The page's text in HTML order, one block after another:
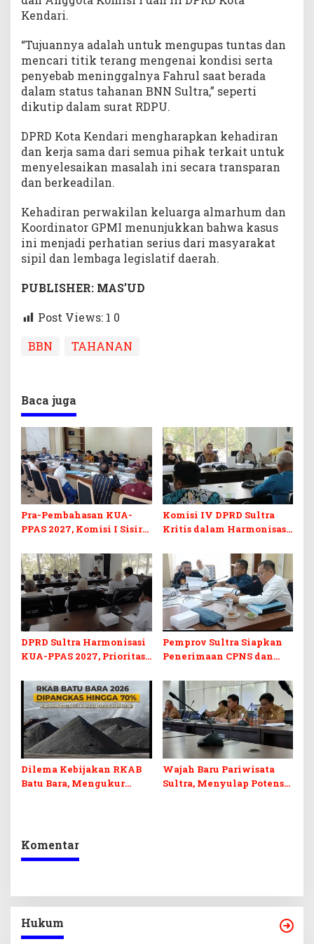
Kendari.
“Tujuannya adalah untuk mengupas tuntas dan
mencari titik terang mengenai kondisi serta
penyebab meninggalnya Fahrul saat berada
dalam status tahanan BNN Sultra,” seperti
dikutip dalam surat RDPU.
DPRD Kota Kendari mengharapkan kehadiran
dan kerja sama dari semua pihak terkait untuk
menyelesaikan masalah ini secara transparan
dan berkeadilan.
Kehadiran perwakilan keluarga almarhum dan
Koordinator GPMI menunjukkan bahwa kasus
ini menjadi perhatian serius dari masyarakat
sipil dan lembaga legislatif daerah.
PUBLISHER: MAS’UD
Post Views: 1 0
BBN
TAHANAN
Baca juga
Pra-Pembahasan KUA-
PPAS 2027, Komisi I Sisir
Berkelanjutan
Komisi IV DPRD Sultra
Kritis dalam Harmonisasi
Perubahan APBD 2026
DPRD Sultra Harmonisasi
KUA-PPAS 2027, Prioritas
dan Pelunasan Utang
Infrastruktur
Pemprov Sultra Siapkan
Penerimaan CPNS dan
Desak Formasi Disabilitas
Dilema Kebijakan RKAB
Batu Bara, Mengukur
Wajah Baru Pariwisata
Sultra, Menyulap Potensi
Komentar
Hukum